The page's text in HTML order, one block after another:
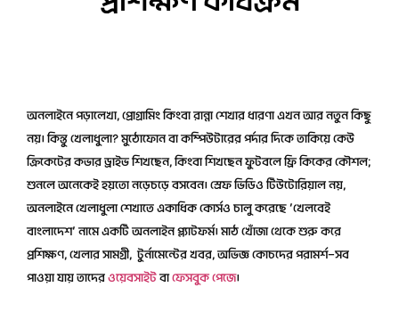
অনলাইনে পড়ালেখা, প্রোগ্রামিং কিংবা রান্না শেখার ধারণা এখন আর নতুন কিছু
নয়। কিন্তু খেলাধুলা? মুঠোফোন বা কম্পিউটারের পর্দার দিকে তাকিয়ে কেউ
ক্রিকেটের কভার ড্রাইভ শিখছেন, কিংবা শিখছেন ফুটবলে ফ্রি কিকের কৌশল;
শুনলে অনেকেই হয়তো নড়েচড়ে বসবেন। স্রেফ ভিডিও টিউটোরিয়াল নয়,
অনলাইনে খেলাধুলা শেখাতে একাধিক কোর্সও চালু করেছে ‘খেলবেই
বাংলাদেশ’ নামে একটি অনলাইন প্ল্যাটফর্ম। মাঠ খোঁজা থেকে শুরু করে
প্রশিক্ষণ, খেলার সামগ্রী, টুর্নামেন্টের খবর, অভিজ্ঞ কোচদের পরামর্শ—সব
পাওয়া যায় তাদেরওয়েবসাইটবাফেসবুক পেজে।